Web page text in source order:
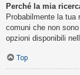
Perché la mia
Probabilmente la tua
comuni che non
opzioni disponibili
Top